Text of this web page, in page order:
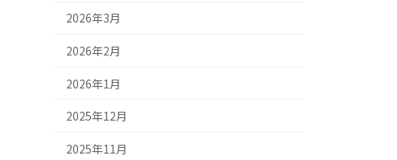
2026年3月
2026年2月
2026年1月
2025年12月
2025年11月